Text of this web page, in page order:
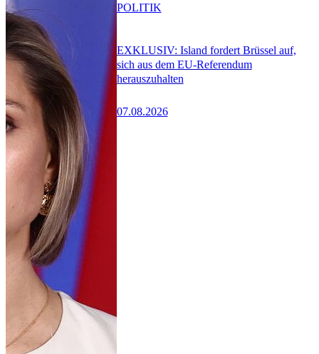
EXKLUSIV: Island fordert Brüssel auf,
sich aus dem EU-Referendum
herauszuhalten
07.08.2026
POLITIK